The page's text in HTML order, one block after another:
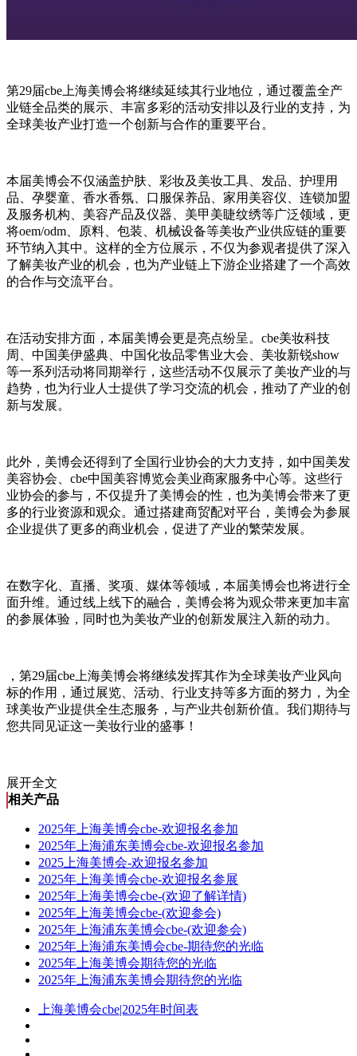
第29届cbe上海美博会将继续延续其行业地位，通过覆盖全产
业链全品类的展示、丰富多彩的活动安排以及行业的支持，为
全球美妆产业打造一个创新与合作的重要平台。
本届美博会不仅涵盖护肤、彩妆及美妆工具、发品、护理用
品、孕婴童、香水香氛、口服保养品、家用美容仪、连锁加盟
及服务机构、美容产品及仪器、美甲美睫纹绣等广泛领域，更
将oem/odm、原料、包装、机械设备等美妆产业供应链的重要
环节纳入其中。这样的全方位展示，不仅为参观者提供了深入
了解美妆产业的机会，也为产业链上下游企业搭建了一个高效
的合作与交流平台。
在活动安排方面，本届美博会更是亮点纷呈。cbe美妆科技
周、中国美伊盛典、中国化妆品零售业大会、美妆新锐show
等一系列活动将同期举行，这些活动不仅展示了美妆产业的与
趋势，也为行业人士提供了学习交流的机会，推动了产业的创
新与发展。
此外，美博会还得到了全国行业协会的大力支持，如中国美发
美容协会、cbe中国美容博览会美业商家服务中心等。这些行
业协会的参与，不仅提升了美博会的性，也为美博会带来了更
多的行业资源和观众。通过搭建商贸配对平台，美博会为参展
企业提供了更多的商业机会，促进了产业的繁荣发展。
在数字化、直播、奖项、媒体等领域，本届美博会也将进行全
面升维。通过线上线下的融合，美博会将为观众带来更加丰富
的参展体验，同时也为美妆产业的创新发展注入新的动力。
，第29届cbe上海美博会将继续发挥其作为全球美妆产业风向
标的作用，通过展览、活动、行业支持等多方面的努力，为全
球美妆产业提供全生态服务，与产业共创新价值。我们期待与
您共同见证这一美妆行业的盛事！
展开全文
相关产品
2025年上海美博会cbe-欢迎报名参加
2025年上海浦东美博会cbe-欢迎报名参加
2025上海美博会-欢迎报名参加
2025年上海美博会cbe-欢迎报名参展
2025年上海美博会cbe-(欢迎了解详情)
2025年上海美博会cbe-(欢迎参会)
2025年上海浦东美博会cbe-(欢迎参会)
2025年上海浦东美博会cbe-期待您的光临
2025年上海美博会期待您的光临
2025年上海浦东美博会期待您的光临
上海美博会cbe|2025年时间表